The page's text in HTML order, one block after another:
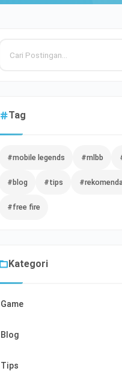
Tag
#mobile legends #mlbb
#blog #tips
#free fire
Kategori
Game
Blog
Tips